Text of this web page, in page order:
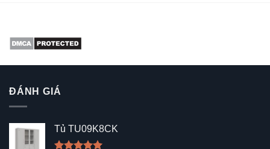
ĐÁNH GIÁ
Tủ TU09K8CK